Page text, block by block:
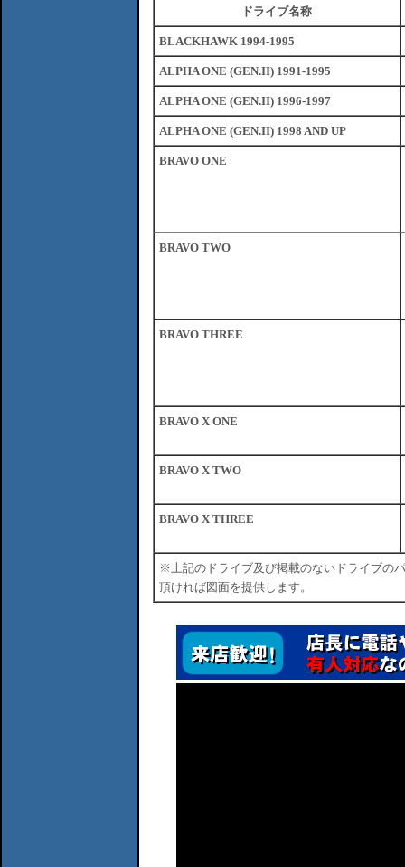
ドライブ名称
BLACKHAWK 1994-1995
ALPHA ONE (GEN.II) 1991-1995
ALPHA ONE (GEN.II) 1996-1997
ALPHA ONE (GEN.II) 1998 AND UP
BRAVO ONE
BRAVO TWO
BRAVO THREE
BRAVO X ONE
BRAVO X TWO
BRAVO X THREE
※上記のドライブ及び掲載のないドライブの
頂ければ図面を提供します。